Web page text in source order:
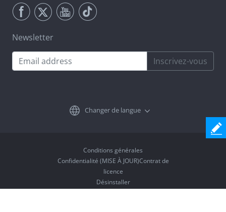
Newsletter
Inscrivez-vous
Changer de langue
Conditions générales
Confidentialité (MISE À JOUR)Contrat de
licence
Désinstaller